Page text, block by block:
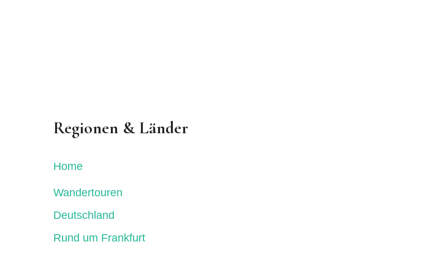
Regionen & Länder
Home
Wandertouren
Deutschland
Rund um Frankfurt